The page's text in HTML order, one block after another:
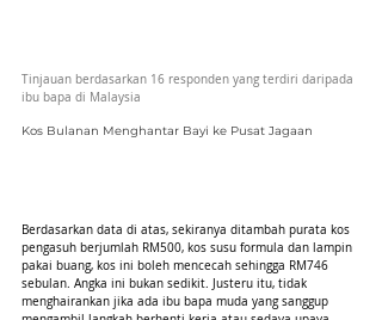
Tinjauan berdasarkan 16 responden yang terdiri daripada
ibu bapa di Malaysia
Kos Bulanan Menghantar Bayi ke Pusat Jagaan
Berdasarkan data di atas, sekiranya ditambah purata kos
pengasuh berjumlah RM500, kos susu formula dan lampin
pakai buang, kos ini boleh mencecah sehingga RM746
sebulan. Angka ini bukan sedikit. Justeru itu, tidak
menghairankan jika ada ibu bapa muda yang sanggup